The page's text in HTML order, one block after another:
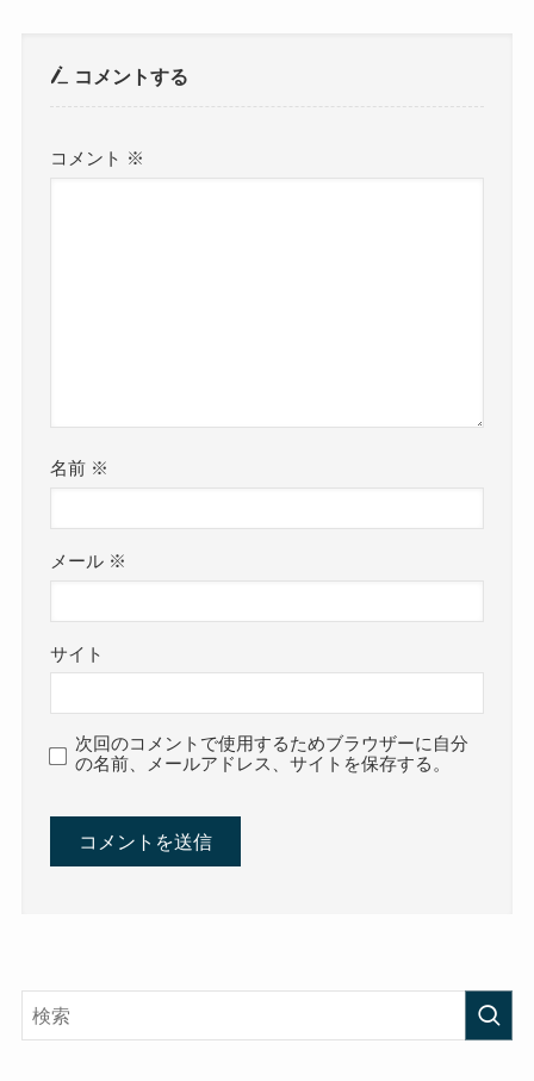
コメントする
コメント ※
名前 ※
メール ※
サイト
次回のコメントで使用するためブラウザーに自分
の名前、メールアドレス、サイトを保存する。